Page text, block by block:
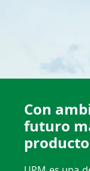
Con
futuro